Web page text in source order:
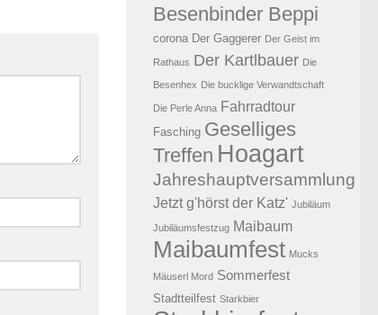
Besenbinder Beppi
corona Der Gaggerer Der Geist im
Rathaus Der Kartlbauer Die
Besenhex Die bucklige Verwandtschaft
Die Perle Anna Fahrradtour
Fasching Geselliges
Treffen Hoagart
Jahreshauptversammlung
Jetzt g'hörst der Katz' Jubiläum
Jubiläumsfestzug Maibaum
Maibaumfest Mucks
Mäuserl Mord Sommerfest
Stadtteilfest Starkbier